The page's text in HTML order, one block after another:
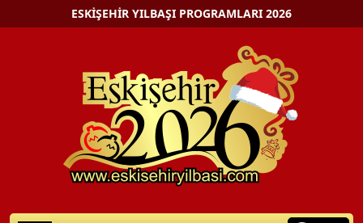
ESKIŞEHIR YILBAŞI PROGRAMLARI 2026